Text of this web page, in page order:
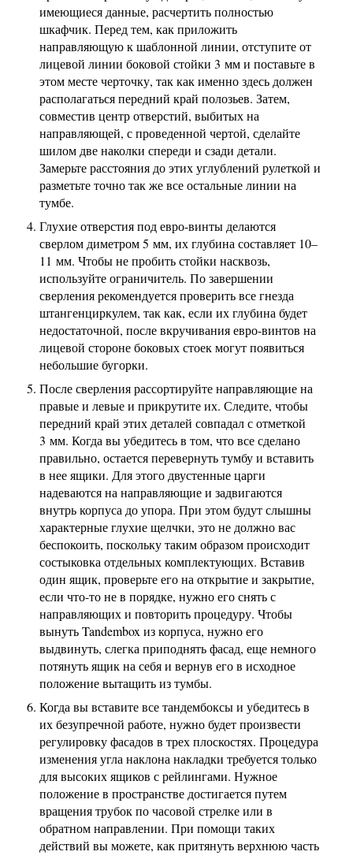
имеющиеся данные, расчертить полностью
шкафчик. Перед тем, как приложить
направляющую к шаблонной линии, отступите от
лицевой линии боковой стойки 3 мм и поставьте в
этом месте черточку, так как именно здесь должен
располагаться передний край полозьев. Затем,
совместив центр отверстий, выбитых на
направляющей, с проведенной чертой, сделайте
шилом две наколки спереди и сзади детали.
Замерьте расстояния до этих углублений рулеткой и
разметьте точно так же все остальные линии на
тумбе.
Глухие отверстия под евро-винты делаются
сверлом диметром 5 мм, их глубина составляет 10–
11 мм. Чтобы не пробить стойки насквозь,
используйте ограничитель. По завершении
сверления рекомендуется проверить все гнезда
штангенциркулем, так как, если их глубина будет
недостаточной, после вкручивания евро-винтов на
лицевой стороне боковых стоек могут появиться
небольшие бугорки.
После сверления рассортируйте направляющие на
правые и левые и прикрутите их. Следите, чтобы
передний край этих деталей совпадал с отметкой
3 мм. Когда вы убедитесь в том, что все сделано
правильно, остается перевернуть тумбу и вставить
в нее ящики. Для этого двустенные царги
надеваются на направляющие и задвигаются
внутрь корпуса до упора. При этом будут слышны
характерные глухие щелчки, это не должно вас
беспокоить, поскольку таким образом происходит
состыковка отдельных комплектующих. Вставив
один ящик, проверьте его на открытие и закрытие,
если что-то не в порядке, нужно его снять с
направляющих и повторить процедуру. Чтобы
вынуть Tandembox из корпуса, нужно его
выдвинуть, слегка приподнять фасад, еще немного
потянуть ящик на себя и вернув его в исходное
положение вытащить из тумбы.
Когда вы вставите все тандембоксы и убедитесь в
их безупречной работе, нужно будет произвести
регулировку фасадов в трех плоскостях. Процедура
изменения угла наклона накладки требуется только
для высоких ящиков с рейлингами. Нужное
положение в пространстве достигается путем
вращения трубок по часовой стрелке или в
обратном направлении. При помощи таких
действий вы можете, как притянуть верхнюю часть